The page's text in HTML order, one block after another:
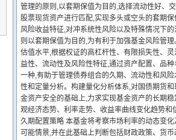
管理的原则,以套期保值为目的,选择流动性好、
股票现货资产进行匹配,实现多头或空头的套期
风险收益特征,对冲系统性风险以及特殊情况下
则以套期保值为目的,为有利于加强基金风险管
估值水平,根据权证的高杠杆性、有限损失性、
益性、流动性及风险性特征,通过资产配置、品
一种,有助于管理债券组合的久期、流动性和风
性和定量分析。构建量化分析体系,对国债期货
金资产安全的基础上,力求实现基金资产的长期
观经济态势、利率走势、收益率曲线变化趋势和
久期配置策略 本基金将考察市场利率的动态变
可能情景,并在此基础上判断包括财政政策、货